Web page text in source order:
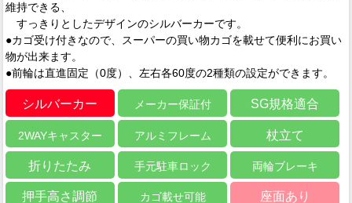
維持できる、
すっきりとしたデザインのシルバーカーです。
●カゴ受け付きなので、スーパーの買い物カゴを載せて便利にお買い
物が出来ます。
●前輪は直進固定（0度）、左右各60度の2種類の設定ができます。
シルバーカー メーカー保証付 SG規格適合
2WAYキャスター アルミフレーム 杖立て
折りたたみ 手元駐車ロック 両輪ブレーキ
押手高さ調節 カゴ載せ可能 座面あり